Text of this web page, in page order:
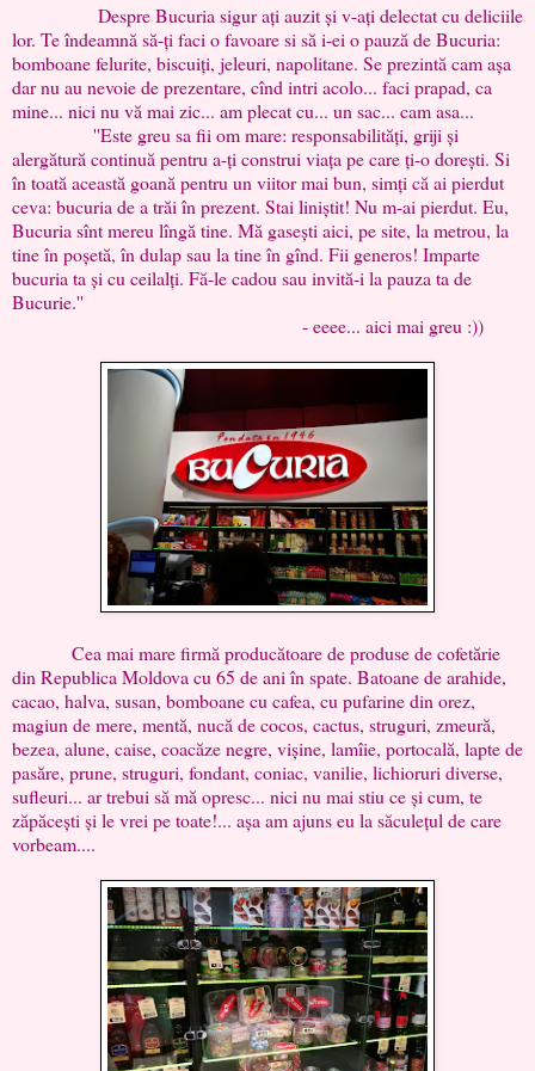
Despre Bucuria sigur ați auzit și v-ați delectat cu deliciile
lor. Te îndeamnă să-ți faci o favoare si să i-ei o pauză de Bucuria:
bomboane felurite, biscuiți, jeleuri, napolitane. Se prezintă cam așa
dar nu au nevoie de prezentare, cînd intri acolo... faci prapad, ca
mine... nici nu vă mai zic... am plecat cu... un sac... cam asa...
''Este greu sa fii om mare: responsabilități, griji și
alergătură continuă pentru a-ți construi viața pe care ți-o dorești. Si
în toată această goană pentru un viitor mai bun, simți că ai pierdut
ceva: bucuria de a trăi în prezent. Stai liniștit! Nu m-ai pierdut. Eu,
Bucuria sînt mereu lîngă tine. Mă gasești aici, pe site, la metrou, la
tine în poșetă, în dulap sau la tine în gînd. Fii generos! Imparte
bucuria ta și cu ceilalți. Fă-le cadou sau invită-i la pauza ta de
Bucurie.''
- eeee... aici mai greu :))
Cea mai mare firmă producătoare de produse de cofetărie
din Republica Moldova cu 65 de ani în spate. Batoane de arahide,
cacao, halva, susan, bomboane cu cafea, cu pufarine din orez,
magiun de mere, mentă, nucă de cocos, cactus, struguri, zmeură,
bezea, alune, caise, coacăze negre, vișine, lamîie, portocală, lapte de
pasăre, prune, struguri, fondant, coniac, vanilie, lichioruri diverse,
sufleuri... ar trebui să mă opresc... nici nu mai stiu ce și cum, te
zăpăcești și le vrei pe toate!... așa am ajuns eu la săculețul de care
vorbeam....